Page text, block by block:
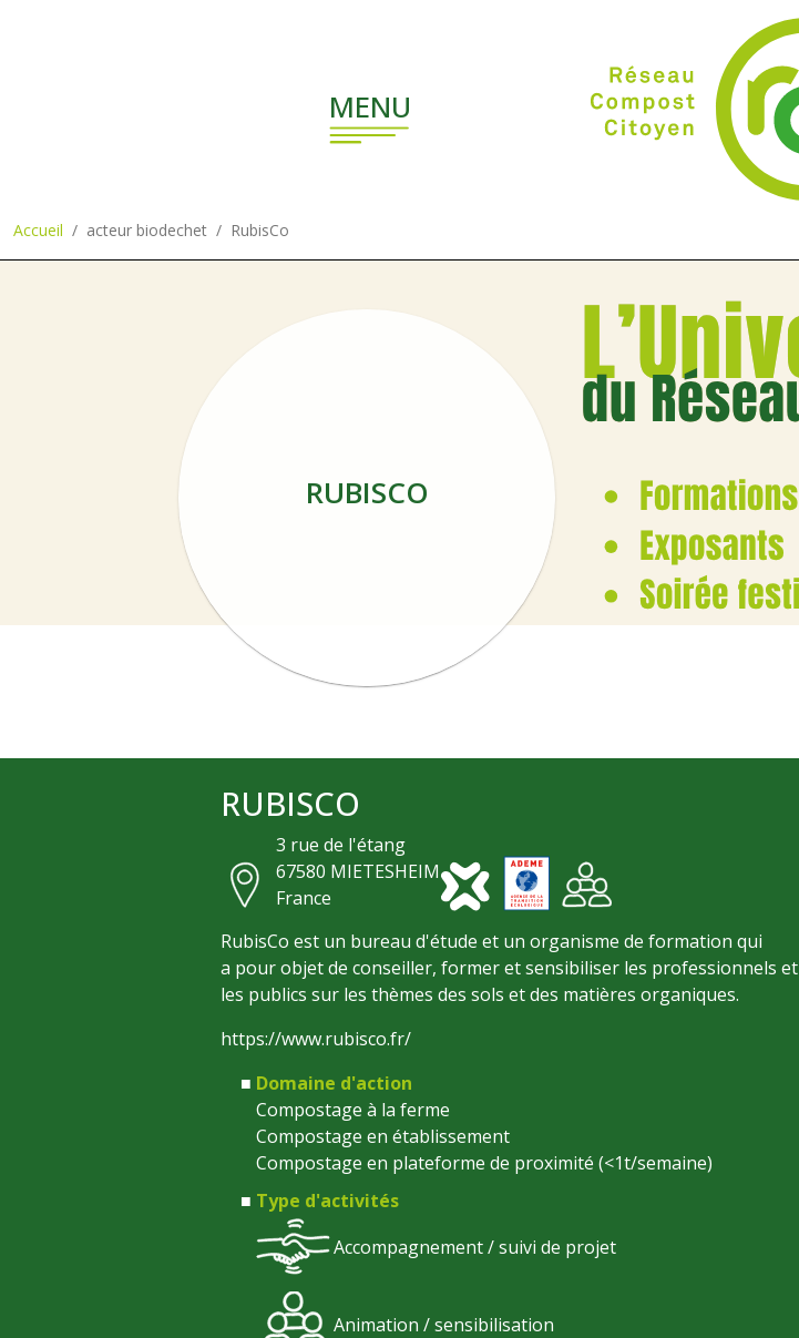
MENU
Accueil acteur biodechet RubisCo
RUBISCO
RUBISCO
3 rue de l'étang
67580 MIETESHEIM
France
RubisCo est un bureau d'étude et un organisme de formation qui
a pour objet de conseiller, former et sensibiliser les professionnels et
les publics sur les thèmes des sols et des matières organiques.
https://www.rubisco.fr/
Domaine d'action
Compostage à la ferme
Compostage en établissement
Compostage en plateforme de proximité (<1t/semaine)
Type d'activités
Accompagnement / suivi de projet
Animation / sensibilisation